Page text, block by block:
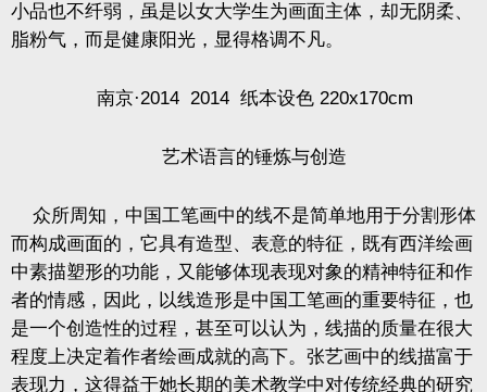
小品也不纤弱，虽是以女大学生为画面主体，却无阴柔、
脂粉气，而是健康阳光，显得格调不凡。
南京·2014 2014 纸本设色220x170cm
艺术语言的锤炼与创造
众所周知，中国工笔画中的线不是简单地用于分割形体
而构成画面的，它具有造型、表意的特征，既有西洋绘画
中素描塑形的功能，又能够体现表现对象的精神特征和作
者的情感，因此，以线造形是中国工笔画的重要特征，也
是一个创造性的过程，甚至可以认为，线描的质量在很大
程度上决定着作者绘画成就的高下。张艺画中的线描富于
表现力，这得益于她长期的美术教学中对传统经典的研究